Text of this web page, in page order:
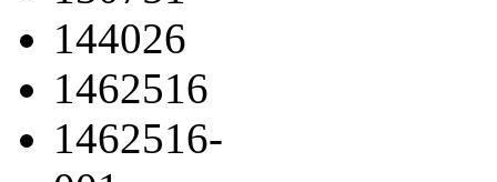
144026
1462516
1462516-